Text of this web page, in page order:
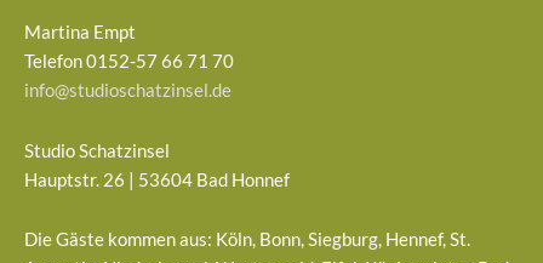
Martina Empt
Telefon 0152-57 66 71 70
info@studioschatzinsel.de
Studio Schatzinsel
Hauptstr. 26 | 53604 Bad Honnef
Die Gäste kommen aus: Köln, Bonn, Siegburg, Hennef, St.